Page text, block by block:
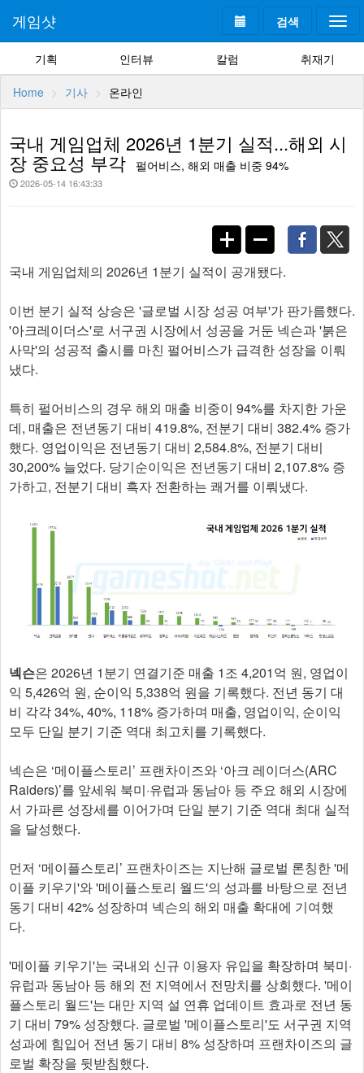
검색
게임샷
기획 인터뷰 칼럼 취재기
Home 기사 온라인
국내 게임업체 2026년 1분기 실적...해외 시
장 중요성 부각 펄어비스, 해외 매출 비중 94%
2026-05-14 16:43:33
국내 게임업체의 2026년 1분기 실적이 공개됐다.
이번 분기 실적 상승은 '글로벌 시장 성공 여부'가 판가름했다.
'아크레이더스'로 서구권 시장에서 성공을 거둔 넥슨과 '붉은
사막'의 성공적 출시를 마친 펄어비스가 급격한 성장을 이뤄
냈다.
특히 펄어비스의 경우 해외 매출 비중이 94%를 차지한 가운
데, 매출은 전년동기 대비 419.8%, 전분기 대비 382.4% 증가
했다. 영업이익은 전년동기 대비 2,584.8%, 전분기 대비
30,200% 늘었다. 당기순이익은 전년동기 대비 2,107.8% 증
가하고, 전분기 대비 흑자 전환하는 쾌거를 이뤄냈다.
넥슨은 2026년 1분기 연결기준 매출 1조 4,201억 원, 영업이
익 5,426억 원, 순이익 5,338억 원을 기록했다. 전년 동기 대
비 각각 34%, 40%, 118% 증가하며 매출, 영업이익, 순이익
모두 단일 분기 기준 역대 최고치를 기록했다.
넥슨은 ‘메이플스토리’ 프랜차이즈와 ‘아크 레이더스(ARC
Raiders)’를 앞세워 북미·유럽과 동남아 등 주요 해외 시장에
서 가파른 성장세를 이어가며 단일 분기 기준 역대 최대 실적
을 달성했다.
먼저 ‘메이플스토리’ 프랜차이즈는 지난해 글로벌 론칭한 '메
이플 키우기'와 '메이플스토리 월드'의 성과를 바탕으로 전년
동기 대비 42% 성장하며 넥슨의 해외 매출 확대에 기여했
다.
'메이플 키우기'는 국내외 신규 이용자 유입을 확장하며 북미·
유럽과 동남아 등 해외 전 지역에서 전망치를 상회했다. '메이
플스토리 월드'는 대만 지역 설 연휴 업데이트 효과로 전년 동
기 대비 79% 성장했다. 글로벌 '메이플스토리'도 서구권 지역
성과에 힘입어 전년 동기 대비 8% 성장하며 프랜차이즈의 글
로벌 확장을 뒷받침했다.